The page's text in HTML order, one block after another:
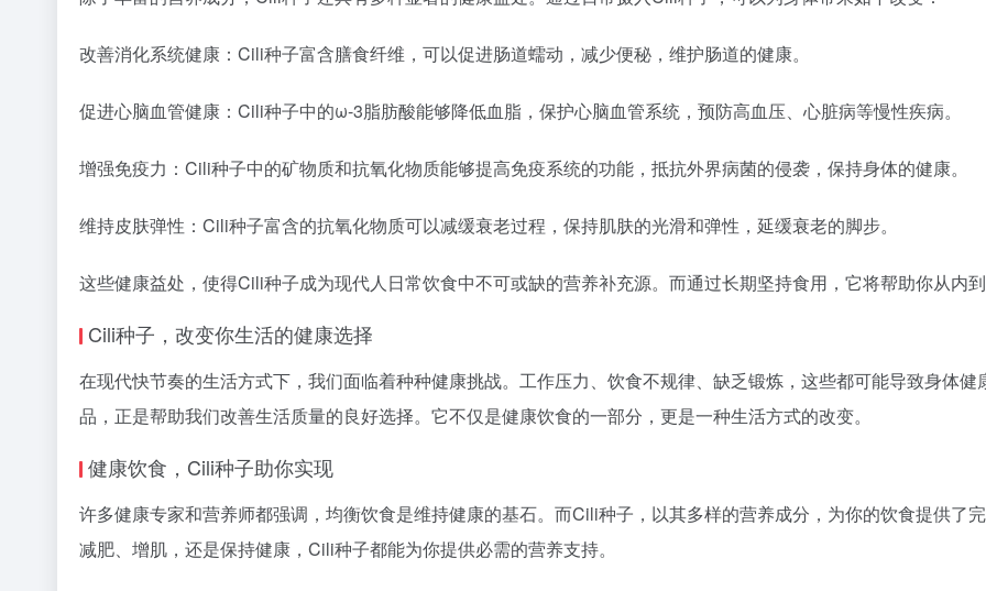
改善消化系统健康：Cili种子富含膳食纤维，可以促进肠道蠕动，减少便秘，维护肠道的健康。
促进心脑血管健康：Cili种子中的ω-3脂肪酸能够降低血脂，保护心脑血管系统，预防高血压、心脏病等慢性疾病。
增强免疫力：Cili种子中的矿物质和抗氧化物质能够提高免疫系统的功能，抵抗外界病菌的侵袭，保持身体的健康。
维持皮肤弹性：Cili种子富含的抗氧化物质可以减缓衰老过程，保持肌肤的光滑和弹性，延缓衰老的脚步。
这些健康益处，使得Cili种子成为现代人日常饮食中不可或缺的营养补充源。而通过长期坚持食用，它将帮助你从内到
Cili种子，改变你生活的健康选择
在现代快节奏的生活方式下，我们面临着种种健康挑战。工作压力、饮食不规律、缺乏锻炼，这些都可能导致身体
品，正是帮助我们改善生活质量的良好选择。它不仅是健康饮食的一部分，更是一种生活方式的改变。
健康饮食，Cili种子助你实现
许多健康专家和营养师都强调，均衡饮食是维持健康的基石。而Cili种子，以其多样的营养成分，为你的饮食提供了
减肥、增肌，还是保持健康，Cili种子都能为你提供必需的营养支持。